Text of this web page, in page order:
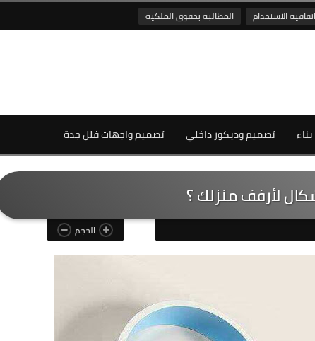
اتفاقية الاستخدام المطالبة بحقوق الملكية
تصميم وديكور داخلي تصميم واجهات فلل جدة
لأرفف منزلك ؟
الحجم